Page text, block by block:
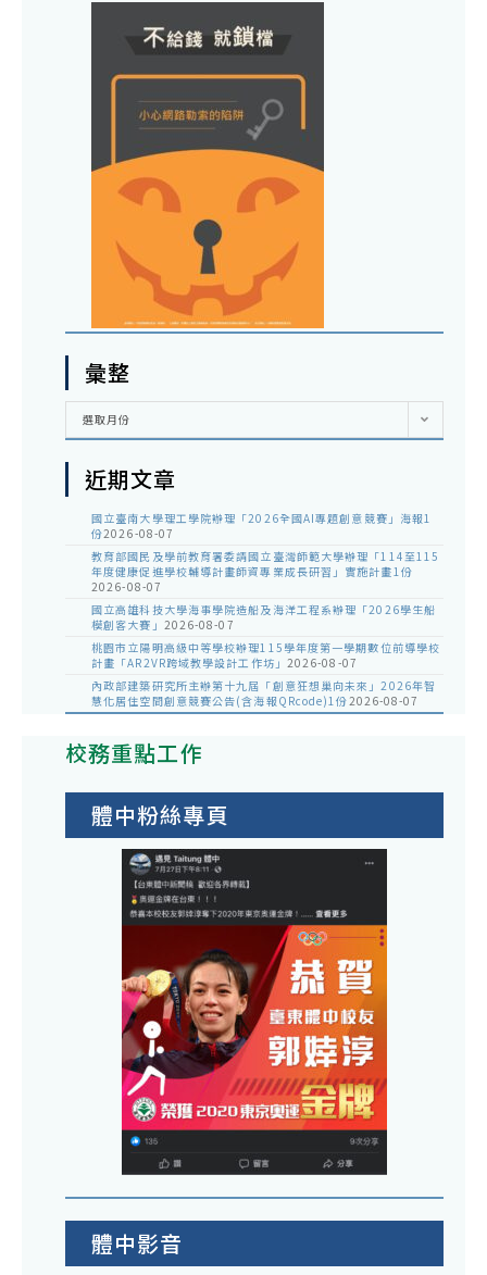
彙整
彙
選取月份
近期文章
國立臺南大學理工學院辦理「2026全國AI專題創意競賽」海報1
份2026-08-07
教育部國民及學前教育署委請國立臺灣師範大學辦理「114至115
年度健康促進學校輔導計畫師資專業成長研習」實施計畫1份
2026-08-07
國立高雄科技大學海事學院造船及海洋工程系辦理「2026學生船
模創客大賽」 2026-08-07
桃園市立陽明高級中等學校辦理115學年度第一學期數位前導學校
計畫「AR2VR跨域教學設計工作坊」 2026-08-07
內政部建築研究所主辦第十九屆「創意狂想巢向未來」2026年智
慧化居住空間創意競賽公告(含海報QRcode)1份2026-08-07
校務重點工作
體中粉絲專頁
體中影音